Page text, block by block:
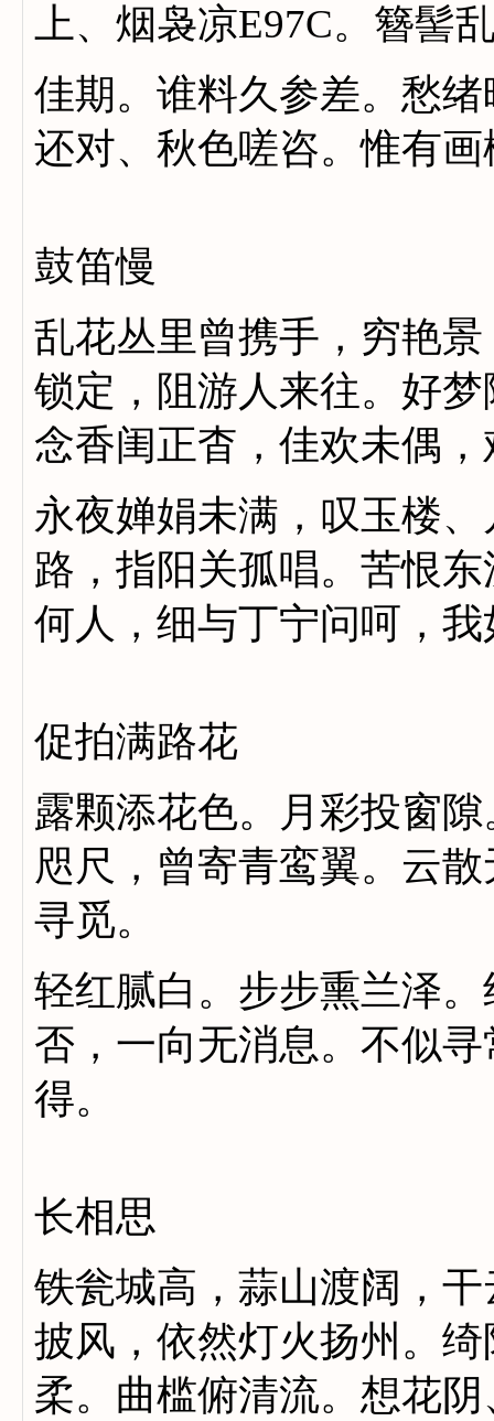
上、烟袅凉E97C。簪髻
佳期。谁料久参差。愁
还对、秋色嗟咨。惟有
鼓笛慢
乱花丛里曾携手，穷艳
锁定，阻游人来往。好
念香闺正杳，佳欢未偶
永夜婵娟未满，叹玉楼
路，指阳关孤唱。苦恨
何人，细与丁宁问呵，
促拍满路花
露颗添花色。月彩投窗
咫尺，曾寄青鸾翼。云
寻觅。
轻红腻白。步步熏兰泽
否，一向无消息。不似
得。
长相思
铁瓮城高，蒜山渡阔，
披风，依然灯火扬州。
柔。曲槛俯清流。想花